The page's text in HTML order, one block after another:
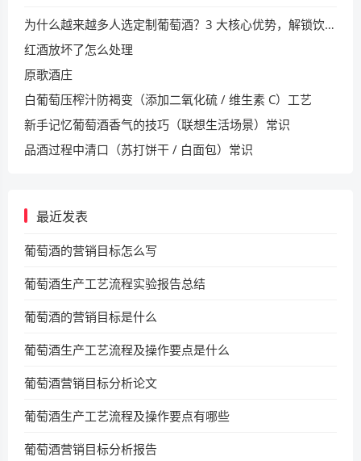
为什么越来越多人选定制葡萄酒？3 大核心优势，解锁饮酒新体验
红酒放坏了怎么处理
原歌酒庄
白葡萄压榨汁防褐变（添加二氧化硫 / 维生素 C）工艺
新手记忆葡萄酒香气的技巧（联想生活场景）常识
品酒过程中清口（苏打饼干 / 白面包）常识
最近发表
葡萄酒的营销目标怎么写
葡萄酒生产工艺流程实验报告总结
葡萄酒的营销目标是什么
葡萄酒生产工艺流程及操作要点是什么
葡萄酒营销目标分析论文
葡萄酒生产工艺流程及操作要点有哪些
葡萄酒营销目标分析报告